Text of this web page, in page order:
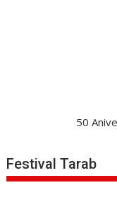
50
Festival Tarab